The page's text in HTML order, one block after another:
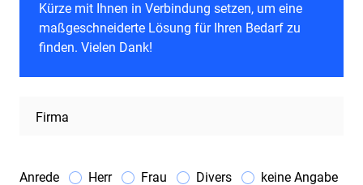
Kürze mit Ihnen in Verbindung setzen, um eine
maßgeschneiderte Lösung für Ihren Bedarf zu
finden. Vielen Dank!
Firma
Anrede Herr Frau Divers keine Angabe